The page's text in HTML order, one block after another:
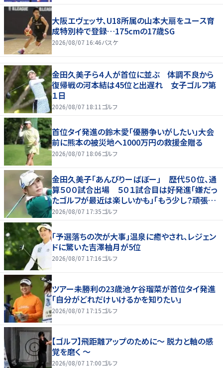
大阪エヴェッサ、U18所属の山本大扇をユース育
成特別枠で登録…175cmの17歳SG
2026/08/07 16:46バスケ
金田久美子ら４人が首位に並ぶ 体調不良から
復帰戦の河本結は45位と出遅れ 女子ゴルフ第
１日
2026/08/07 18:11 ゴルフ
首位タイ発進の鈴木愛「優勝争いがしたい」大会
前に熊本の被災地へ1000万円の救援金贈る
2026/08/07 18:06ゴルフ
金田久美子「あんびりーばぼー」 歴代５０位、通
算５００試合出場 ５０１試合目は好発進「嫌だっ
たゴルフが最近は楽しいかも」「もう少し？頑張り
たいな」
2026/08/07 17:35ゴルフ
「予選落ちの次が大事」温泉に癒やされ、レジェン
ドに驚いた吉澤柚月が5位
2026/08/07 17:16ゴルフ
ツアー未勝利の23歳池ケ谷瑠菜が首位タイ発進
「自分がどれだけいけるかを知りたい」
2026/08/07 17:15ゴルフ
【ゴルフ】飛距離アップのために～ 脱力と軸の感
覚を磨く ～
2026/08/07 17:00ゴルフ